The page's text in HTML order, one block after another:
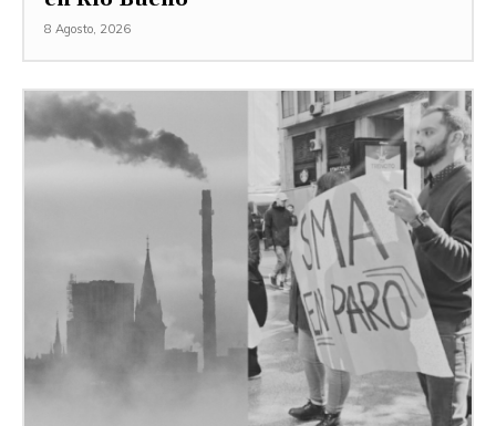
8 Agosto, 2026